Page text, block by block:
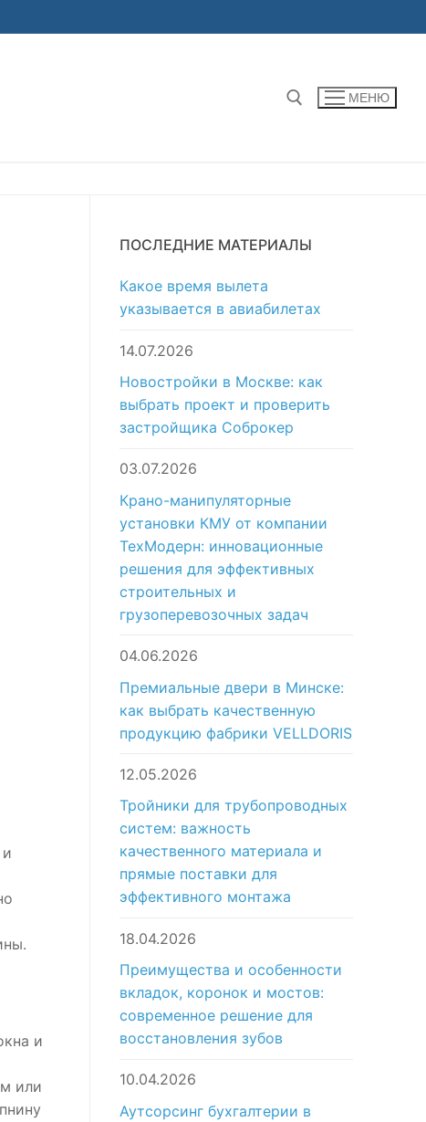
МЕНЮ
и
или
ПОСЛЕДНИЕ МАТЕРИАЛЫ
Какое время вылета
указывается в авиабилетах
14.07.2026
Новостройки в Москве: как
выбрать проект и проверить
застройщика Соброкер
03.07.2026
Крано-манипуляторные
установки КМУ от компании
ТехМодерн: инновационные
решения для эффективных
строительных и
грузоперевозочных задач
04.06.2026
Премиальные двери в Минске:
как выбрать качественную
продукцию фабрики VELLDORIS
12.05.2026
Тройники для трубопроводных
систем: важность
качественного материала и
прямые поставки для
эффективного монтажа
18.04.2026
Преимущества и особенности
вкладок, коронок и мостов:
современное решение для
восстановления зубов
10.04.2026
Аутсорсинг бухгалтерии в